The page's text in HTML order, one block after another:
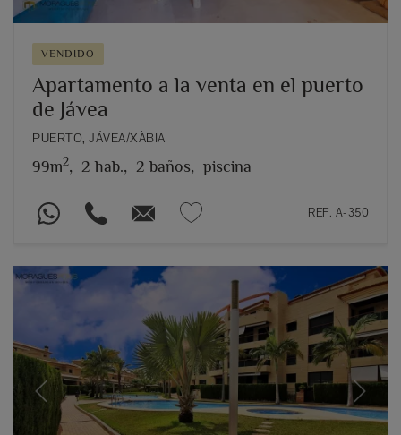
VENDIDO
Apartamento a la venta en el puerto
de Jávea
PUERTO, JÁVEA/XÀBIA
99m2, 2 hab., 2 baños, piscina
REF. A-350
Previous Next